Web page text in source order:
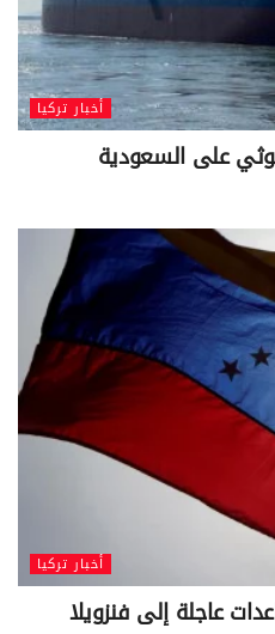
أخبار تركيا
على السعودية
أخبار تركيا
عاجلة إلى فنزويلا